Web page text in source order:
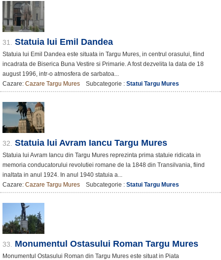
31. Statuia lui Emil Dandea
Statuia lui Emil Dandea este situata in Targu Mures, in centrul orasului, fiind
incadrata de Biserica Buna Vestire si Primarie. A fost dezvelita la data de 18
august 1996, intr-o atmosfera de sarbatoa...
Cazare: Cazare Targu Mures Subcategorie : Statui Targu Mures
32. Statuia lui Avram Iancu Targu Mures
Statuia lui Avram Iancu din Targu Mures reprezinta prima statuie ridicata in
memoria conducatorului revolutiei romane de la 1848 din Transilvania, fiind
inaltata in anul 1924. In anul 1940 statuia a...
Cazare: Cazare Targu Mures Subcategorie : Statui Targu Mures
33. Monumentul Ostasului Roman Targu Mures
Monumentul Ostasului Roman din Targu Mures este situat in Piata